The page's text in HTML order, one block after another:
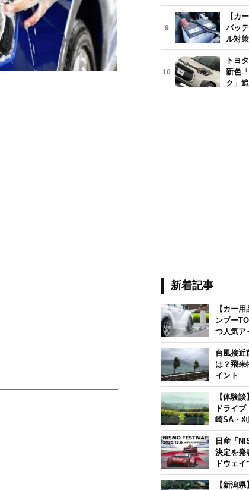
©cloud7days/stock.adobe.com
9
【カ
バッ
ル対
ルは
10
トヨ
新色
ク」
新着記事
【カー
ンプー
つ人気ア
版】
台風接近
は？飛来
イント
【体験
ドライ
崎SA・
ルメを紹
日産「
決定を
ドウェ
【新潟